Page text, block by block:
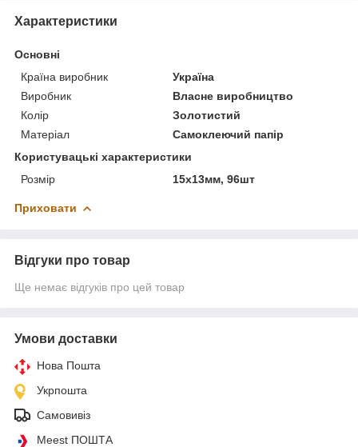
Характеристики
Основні
Країна виробник
Україна
Виробник
Власне виробництво
Колір
Золотистий
Матеріал
Самоклеючий папір
Користувацькі характеристики
Розмір
15х13мм, 96шт
Приховати
Відгуки про товар
Ще немає відгуків про цей товар
Умови доставки
Нова Пошта
Укрпошта
Самовивіз
Meest ПОШТА